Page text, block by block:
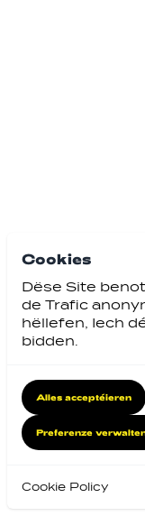
Cookies
Dëse Site
de Trafic
hëllefen, Iech
bidden.
Alles acceptéieren
Preferenze
Cookie Policy